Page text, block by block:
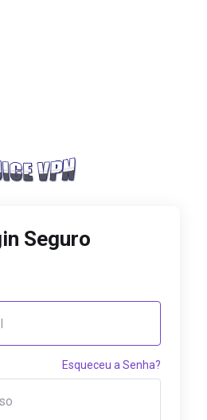
Seguro
Esqueceu a Senha?